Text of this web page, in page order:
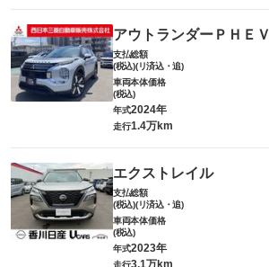
アウトランダーＰＨＥＶ
支払総額
(税込)(リ済込・追)
車両本体価格
(税込)
年式2024年
走行1.4万km
エクストレイル
支払総額
(税込)(リ済込・追)
車両本体価格
(税込)
年式2023年
走行3.1万km